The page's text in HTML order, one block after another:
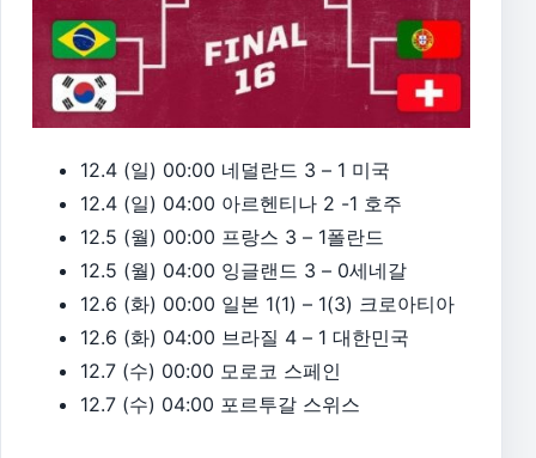
12.4 (일) 00:00 네덜란드 3 – 1 미국
12.4 (일) 04:00 아르헨티나 2 -1 호주
12.5 (월) 00:00 프랑스 3 – 1폴란드
12.5 (월) 04:00 잉글랜드 3 – 0세네갈
12.6 (화) 00:00 일본 1(1) – 1(3) 크로아티아
12.6 (화) 04:00 브라질 4 – 1 대한민국
12.7 (수) 00:00 모로코 스페인
12.7 (수) 04:00 포르투갈 스위스